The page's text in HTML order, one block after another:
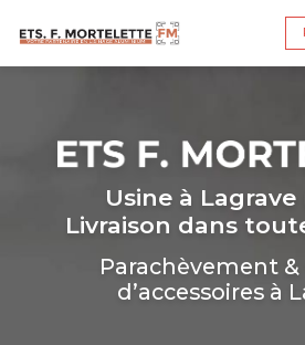
principal
Usine à Lagrave
Livraison dans
Parachèvement
d’accessoires à